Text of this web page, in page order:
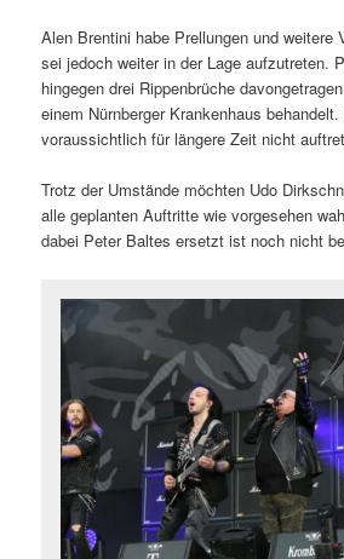
Alen Brentini habe Prellungen und weitere
sei jedoch weiter in der Lage aufzutreten.
hingegen drei Rippenbrüche
einem Nürnberger Krankenhaus
voraussichtlich für längere Zeit nicht
Trotz der Umstände möchten Udo
alle geplanten Auftritte wie vorgesehen
dabei Peter Baltes ersetzt ist noch nicht